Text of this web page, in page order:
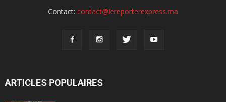
Contact: contact@lereporterexpress.ma
ARTICLES POPULAIRES